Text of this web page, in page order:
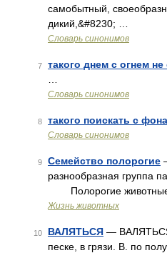
самобытный,
дикий,&#8230; …
Словарь синонимов
7 такого днем с огнем
Словарь синонимов
8 такого поискать с
Словарь синонимов
9 Семейство полорогие
разнообразная группа
Полорогие животные
Жизнь животных
10 ВАЛЯТЬСЯ —
песке, в грязи. В. по